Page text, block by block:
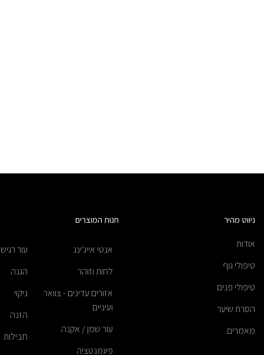
ניווט מהיר
אודות
טיפולי גוף
טיפולי פנים
הסרת שיער
מאמרים
חנות המוצרים
אנטי אייג'ינג
לחות וזוהר
אזורים עדינים - צוואר
ועיניים
עור שמן / אקנה
פיגמנטציה
עור רגיש
הגנה
ניקוי
הזנה
חבילות